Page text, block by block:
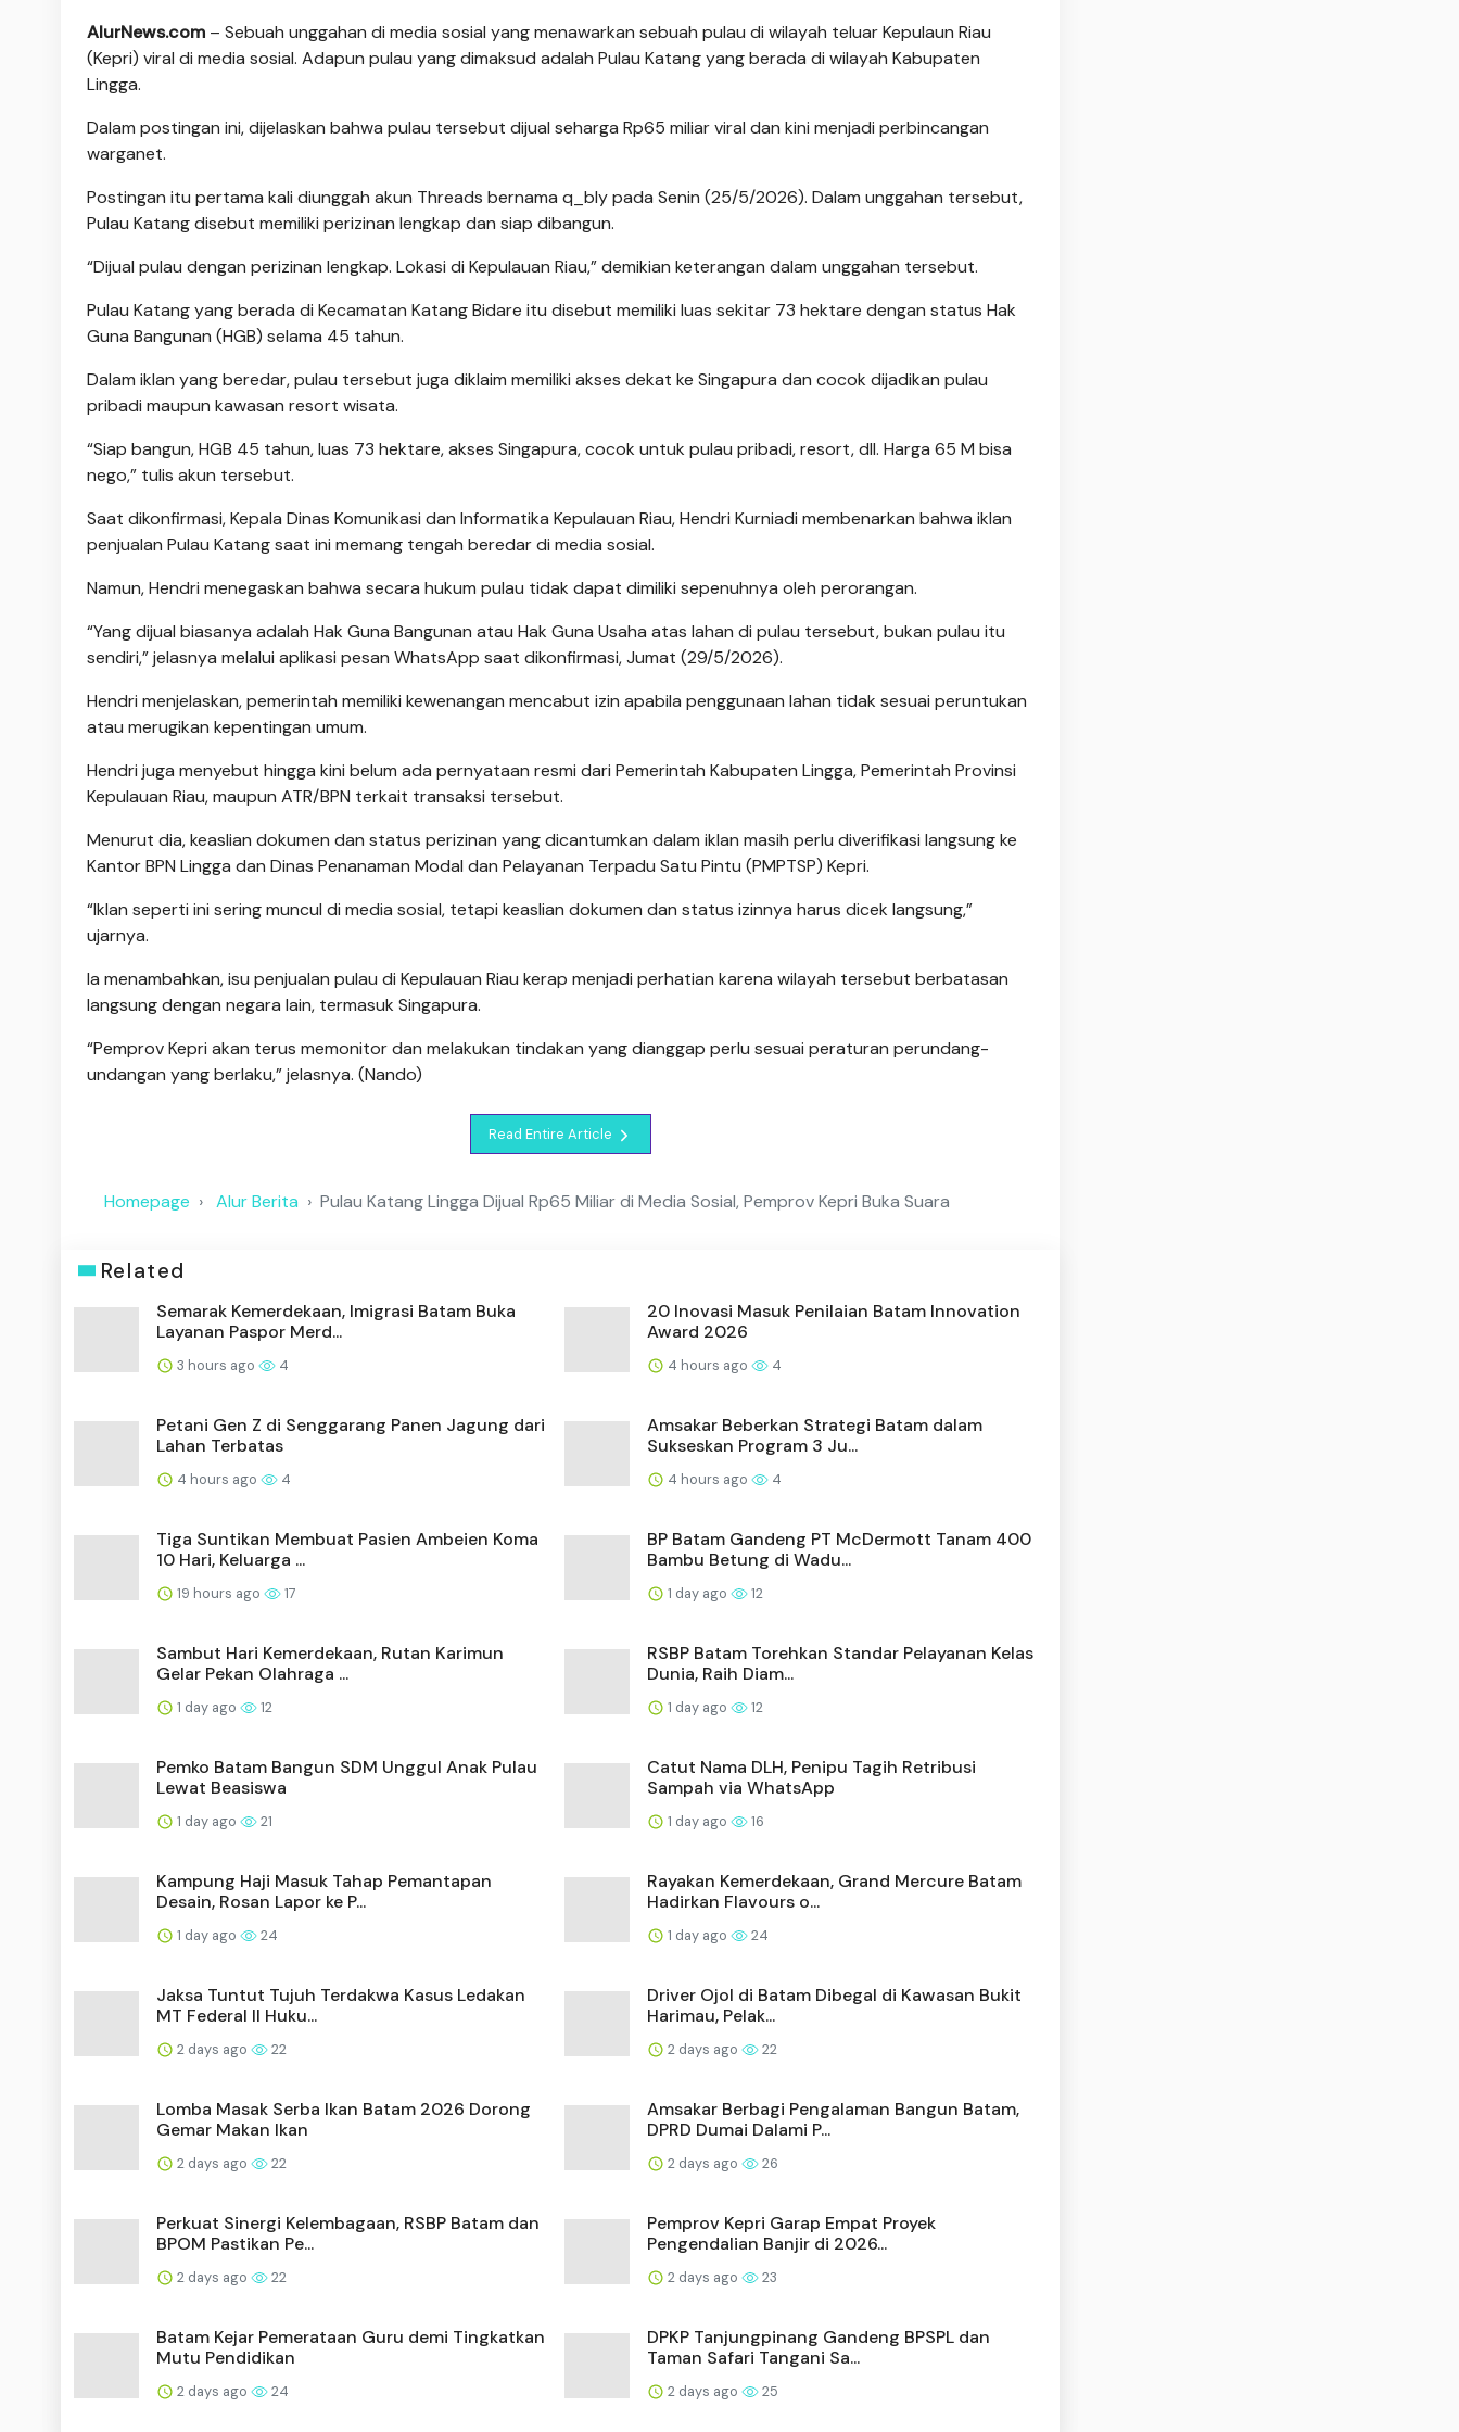
AlurNews.com – Sebuah unggahan di media sosial yang menawarkan sebuah pulau di wilayah teluar Kepulaun Riau
(Kepri) viral di media sosial. Adapun pulau yang dimaksud adalah Pulau Katang yang berada di wilayah Kabupaten
Lingga.
Dalam postingan ini, dijelaskan bahwa pulau tersebut dijual seharga Rp65 miliar viral dan kini menjadi perbincangan
warganet.
Postingan itu pertama kali diunggah akun Threads bernama q_bly pada Senin (25/5/2026). Dalam unggahan tersebut,
Pulau Katang disebut memiliki perizinan lengkap dan siap dibangun.
“Dijual pulau dengan perizinan lengkap. Lokasi di Kepulauan Riau,” demikian keterangan dalam unggahan tersebut.
Pulau Katang yang berada di Kecamatan Katang Bidare itu disebut memiliki luas sekitar 73 hektare dengan status Hak
Guna Bangunan (HGB) selama 45 tahun.
Dalam iklan yang beredar, pulau tersebut juga diklaim memiliki akses dekat ke Singapura dan cocok dijadikan pulau
pribadi maupun kawasan resort wisata.
“Siap bangun, HGB 45 tahun, luas 73 hektare, akses Singapura, cocok untuk pulau pribadi, resort, dll. Harga 65 M bisa
nego,” tulis akun tersebut.
Saat dikonfirmasi, Kepala Dinas Komunikasi dan Informatika Kepulauan Riau, Hendri Kurniadi membenarkan bahwa iklan
penjualan Pulau Katang saat ini memang tengah beredar di media sosial.
Namun, Hendri menegaskan bahwa secara hukum pulau tidak dapat dimiliki sepenuhnya oleh perorangan.
“Yang dijual biasanya adalah Hak Guna Bangunan atau Hak Guna Usaha atas lahan di pulau tersebut, bukan pulau itu
sendiri,” jelasnya melalui aplikasi pesan WhatsApp saat dikonfirmasi, Jumat (29/5/2026).
Hendri menjelaskan, pemerintah memiliki kewenangan mencabut izin apabila penggunaan lahan tidak sesuai peruntukan
atau merugikan kepentingan umum.
Hendri juga menyebut hingga kini belum ada pernyataan resmi dari Pemerintah Kabupaten Lingga, Pemerintah Provinsi
Kepulauan Riau, maupun ATR/BPN terkait transaksi tersebut.
Menurut dia, keaslian dokumen dan status perizinan yang dicantumkan dalam iklan masih perlu diverifikasi langsung ke
Kantor BPN Lingga dan Dinas Penanaman Modal dan Pelayanan Terpadu Satu Pintu (PMPTSP) Kepri.
“Iklan seperti ini sering muncul di media sosial, tetapi keaslian dokumen dan status izinnya harus dicek langsung,”
ujarnya.
Ia menambahkan, isu penjualan pulau di Kepulauan Riau kerap menjadi perhatian karena wilayah tersebut berbatasan
langsung dengan negara lain, termasuk Singapura.
“Pemprov Kepri akan terus memonitor dan melakukan tindakan yang dianggap perlu sesuai peraturan perundang-
undangan yang berlaku,” jelasnya. (Nando)
Read Entire Article
Homepage Alur Berita Pulau Katang Lingga Dijual Rp65 Miliar di Media Sosial, Pemprov Kepri Buka Suara
Related
Semarak Kemerdekaan, Imigrasi Batam Buka
Layanan Paspor Merd...
3 hours ago 4
20 Inovasi Masuk Penilaian Batam Innovation
Award 2026
4 hours ago 4
Petani Gen Z di Senggarang Panen Jagung dari
Lahan Terbatas
4 hours ago 4
Amsakar Beberkan Strategi Batam dalam
Sukseskan Program 3 Ju...
4 hours ago 4
Tiga Suntikan Membuat Pasien Ambeien Koma
10 Hari, Keluarga ...
19 hours ago 17
BP Batam Gandeng PT McDermott Tanam 400
Bambu Betung di Wadu...
1 day ago 12
Sambut Hari Kemerdekaan, Rutan Karimun
Gelar Pekan Olahraga ...
1 day ago 12
RSBP Batam Torehkan Standar Pelayanan Kelas
Dunia, Raih Diam...
1 day ago 12
Pemko Batam Bangun SDM Unggul Anak Pulau
Lewat Beasiswa
1 day ago 21
Catut Nama DLH, Penipu Tagih Retribusi
Sampah via WhatsApp
1 day ago 16
Kampung Haji Masuk Tahap Pemantapan
Desain, Rosan Lapor ke P...
1 day ago 24
Rayakan Kemerdekaan, Grand Mercure Batam
Hadirkan Flavours o...
1 day ago 24
Jaksa Tuntut Tujuh Terdakwa Kasus Ledakan
MT Federal II Huku...
2 days ago 22
Driver Ojol di Batam Dibegal di Kawasan Bukit
Harimau, Pelak...
2 days ago 22
Lomba Masak Serba Ikan Batam 2026 Dorong
Gemar Makan Ikan
2 days ago 22
Amsakar Berbagi Pengalaman Bangun Batam,
DPRD Dumai Dalami P...
2 days ago 26
Perkuat Sinergi Kelembagaan, RSBP Batam dan
BPOM Pastikan Pe...
2 days ago 22
Pemprov Kepri Garap Empat Proyek
Pengendalian Banjir di 2026...
2 days ago 23
Batam Kejar Pemerataan Guru demi Tingkatkan
Mutu Pendidikan
2 days ago 24
DPKP Tanjungpinang Gandeng BPSPL dan
Taman Safari Tangani Sa...
2 days ago 25